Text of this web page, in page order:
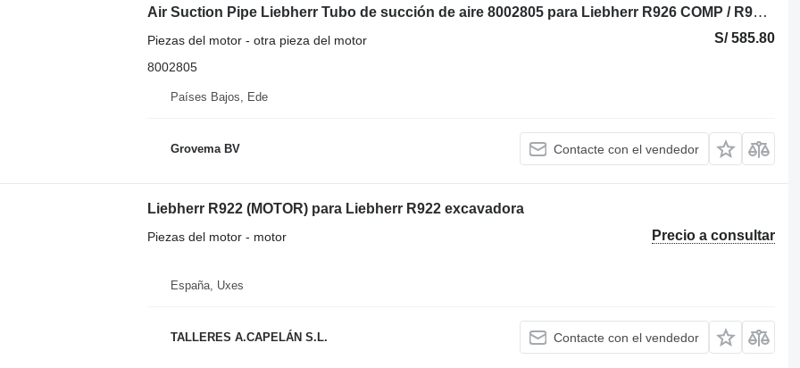
Air Suction Pipe Liebherr Tubo de succión de aire 8002805 para Liebherr R926 COMP / R926 K-LC / R922 LC excavadora
S/ 585.80
Piezas del motor - otra pieza del motor
8002805
Países Bajos, Ede
Grovema BV Contacte con el vendedor
Liebherr R922 (MOTOR) para Liebherr R922 excavadora
Precio a consultar
Piezas del motor - motor
España, Uxes
TALLERES A.CAPELÁN S.L. Contacte con el vendedor